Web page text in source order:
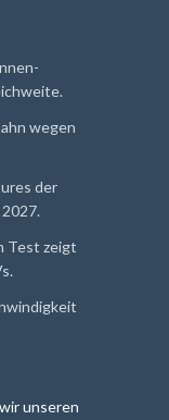
wegen
der
Test zeigt
unseren